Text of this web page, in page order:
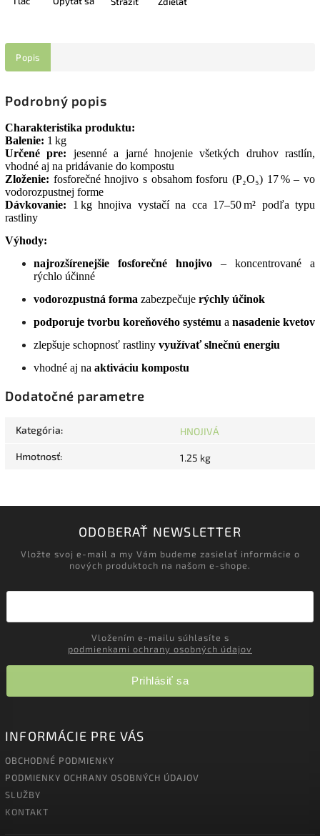
Popis
Podrobný popis
Charakteristika produktu:
Balenie: 1 kg
Určené pre: jesenné a jarné hnojenie všetkých druhov rastlín,
vhodné aj na pridávanie do kompostu
Zloženie: fosforečné hnojivo s obsahom fosforu (P₂O₅) 17 % – vo
vodorozpustnej forme
Dávkovanie: 1 kg hnojiva vystačí na cca 17–50 m² podľa typu
rastliny
Výhody:
najrozšírenejšie fosforečné hnojivo – koncentrované a
rýchlo účinné
vodorozpustná forma zabezpečuje rýchly účinok
podporuje tvorbu koreňového systému a nasadenie kvetov
zlepšuje schopnosť rastliny využívať slnečnú energiu
vhodné aj na aktiváciu kompostu
Dodatočné parametre
Kategória: HNOJIVÁ
Hmotnosť: 1.25 kg
ODOBERAŤ NEWSLETTER
Vložte svoj e-mail a my Vám budeme zasielať informácie o
nových produktoch na našom e-shope.
podmienkami ochrany osobných údajov
Prihlásiť sa
INFORMÁCIE PRE VÁS
OBCHODNÉ PODMIENKY
PODMIENKY OCHRANY OSOBNÝCH ÚDAJOV
SLUŽBY
KONTAKT